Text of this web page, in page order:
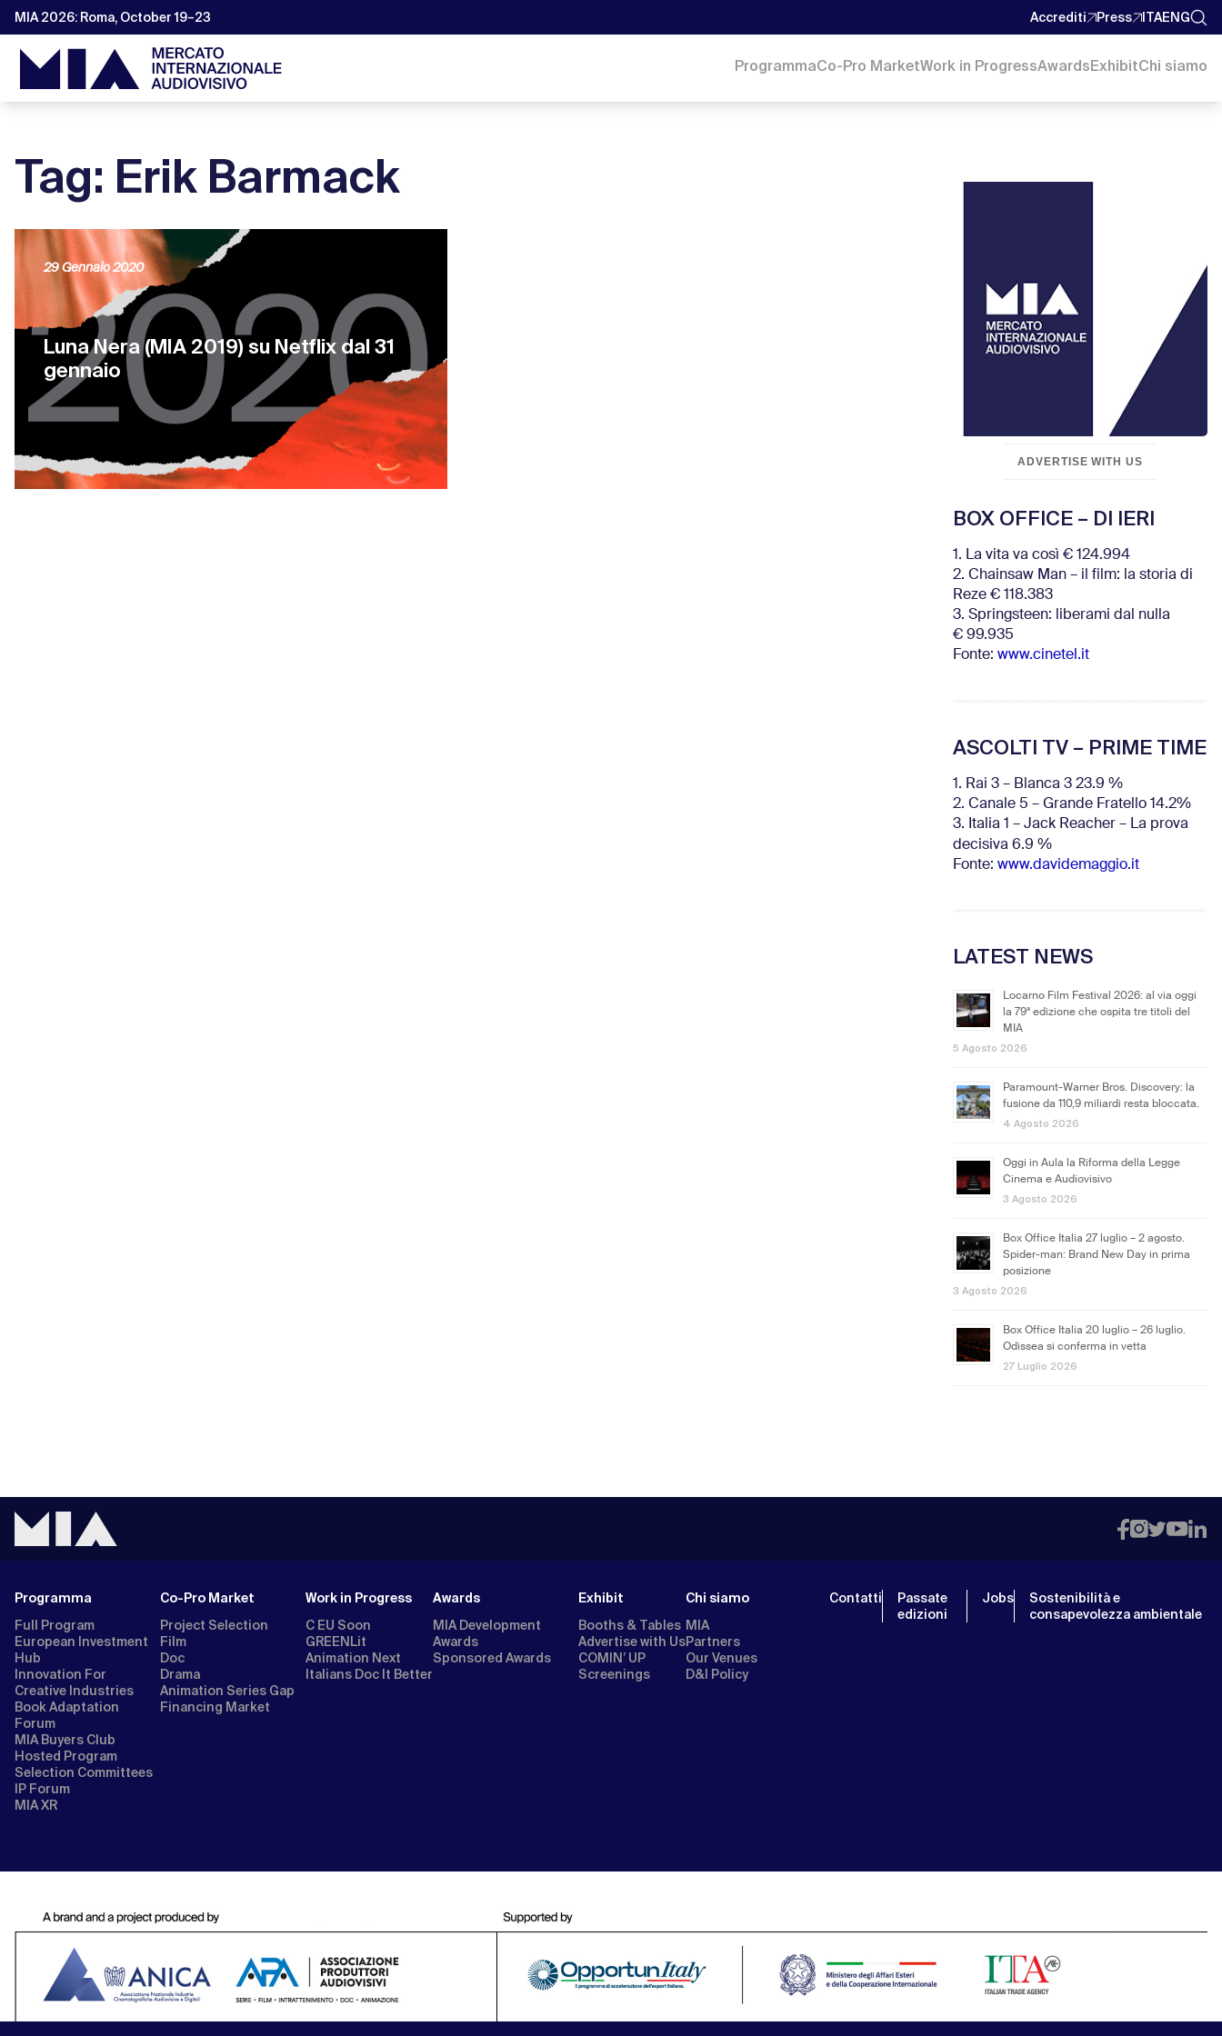
MIA 2026: Roma, October 19–23 Accrediti Press ITAENG
ProgrammaCo-Pro MarketWork in ProgressAwardsExhibitChi siamo
Tag: Erik Barmack
Luna Nera (MIA 2019) su Netflix dal 31
gennaio
29 Gennaio 2020
ADVERTISE WITH US
BOX OFFICE – DI IERI
1. La vita va così € 124.994
2. Chainsaw Man – il film: la storia di
Reze € 118.383
3. Springsteen: liberami dal nulla
€ 99.935
Fonte: www.cinetel.it
ASCOLTI TV – PRIME TIME
1. Rai 3 – Blanca 3 23.9 %
2. Canale 5 – Grande Fratello 14.2%
3. Italia 1 – Jack Reacher – La prova
decisiva 6.9 %
Fonte: www.davidemaggio.it
LATEST NEWS
Locarno Film Festival 2026: al via oggi
la 79ª edizione che ospita tre titoli del
MIA
5 Agosto 2026
Paramount-Warner Bros. Discovery: la
fusione da 110,9 miliardi resta bloccata.
4 Agosto 2026
Oggi in Aula la Riforma della Legge
Cinema e Audiovisivo
3 Agosto 2026
Box Office Italia 27 luglio – 2 agosto.
Spider-man: Brand New Day in prima
posizione
3 Agosto 2026
Box Office Italia 20 luglio – 26 luglio.
Odissea si conferma in vetta
27 Luglio 2026
Programma
Full Program
European Investment
Hub
Innovation For
Creative Industries
Book Adaptation
Forum
MIA Buyers Club
Hosted Program
Selection Committees
IP Forum
MIA XR
Co-Pro Market
Project Selection
Film
Doc
Drama
Animation Series Gap
Financing Market
Work in Progress
C EU Soon
GREENLit
Animation Next
Italians Doc It Better
Awards
MIA Development
Awards
Sponsored Awards
Exhibit
Booths & Tables
Advertise with Us
COMIN’ UP
Screenings
Chi siamo
MIA
Partners
Our Venues
D&I Policy
Contatti
Passate
edizioni
Jobs
Sostenibilità e
consapevolezza ambientale